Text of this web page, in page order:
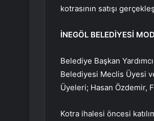
kotrasının satışı
İNEGÖL BELEDİYESİ
Belediye Başkan
Belediyesi Meclis Üyesi
Üyeleri; Hasan Özdemir,
Kotra ihalesi öncesi